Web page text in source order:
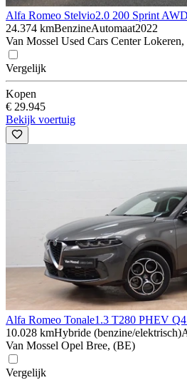
Alfa Romeo Stelvio2.0 200 Sprint AWD
24.374 kmBenzineAutomaat2022
Van Mossel Used Cars Center
Vergelijk
Kopen
€ 29.945
Bekijk voertuig
Alfa Romeo Tonale1.3 T280 PHEV
10.028 kmHybride (benzine/elektrisch)
Van Mossel Opel Bree, (BE)
Vergelijk